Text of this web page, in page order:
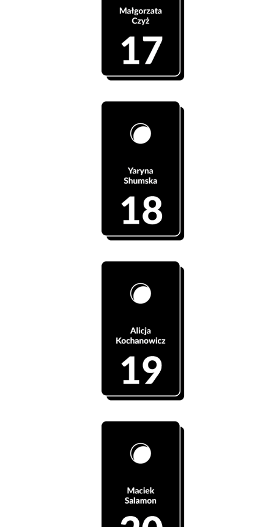
Szatnia 17 - Małgorzata Czyż
Szatnia 18 - Yaryna Shumska
Szatnia 19 - Alicja Kochanowicz
Szatnia 20 - Maciek Salamon